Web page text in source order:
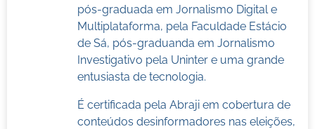
pós-graduada em Jornalismo Digital e
Multiplataforma, pela Faculdade Estácio
de Sá, pós-graduanda em Jornalismo
Investigativo pela Uninter e uma grande
entusiasta de tecnologia.
É certificada pela Abraji em cobertura de
conteúdos desinformadores nas eleições,